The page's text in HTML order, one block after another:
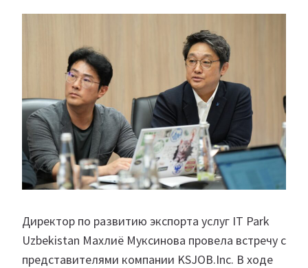
Директор по развитию экспорта услуг IT Park
Uzbekistan Махлиё Муксинова провела встречу с
представителями компании KSJOB.Inc. В ходе